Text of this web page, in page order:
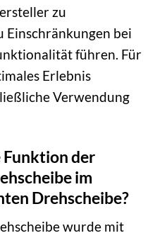
zu
Einschränkungen bei
führen. Für
Erlebnis
Verwendung
der
im
Drehscheibe?
wurde mit